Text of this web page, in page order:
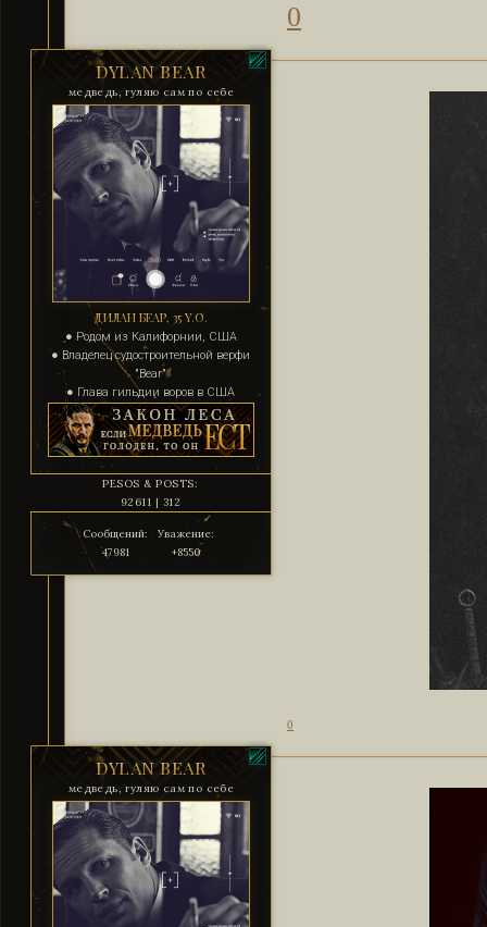
0
DYLAN BEAR
медведь, гуляю сам по себе
ДИЛАН БЕАР, 35 Y.O.
● Родом из Калифорнии, США
● Владелец судостроительной верфи
"Bear"
● Глава гильдии воров в США
PESOS & POSTS:
92611 | 312
Сообщений:
47981
Уважение:
+8550
0
DYLAN BEAR
медведь, гуляю сам по себе